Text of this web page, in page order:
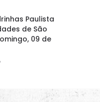
Paulista
de São
09 de